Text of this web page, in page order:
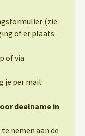
(zie
of er plaats
of via
je per mail:
deelname in
nemen aan de